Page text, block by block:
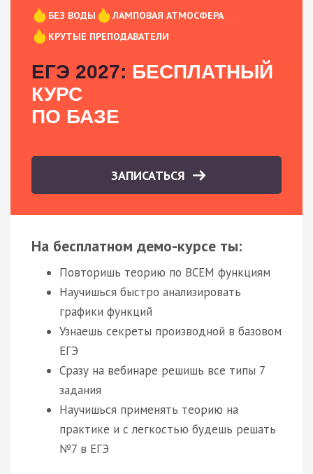
БЕЗ ВОДЫ
ЛАМПОВАЯ АТМОСФЕРА
КРУТЫЕ ПРЕПОДАВАТЕЛИ
ЕГЭ 2027: БЕСПЛАТНЫЙ
КУРС
ПО БАЗЕ
ЗАПИСАТЬСЯ
На бесплатном демо-курсе ты:
Повторишь теорию по ВСЕМ функциям
Научишься быстро анализировать
графики функций
Узнаешь секреты производной в базовом
ЕГЭ
Сразу на вебинаре решишь все типы 7
задания
Научишься применять теорию на
практике и с легкостью будешь решать
№7 в ЕГЭ